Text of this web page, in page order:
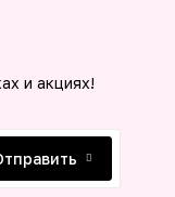
и акциях!